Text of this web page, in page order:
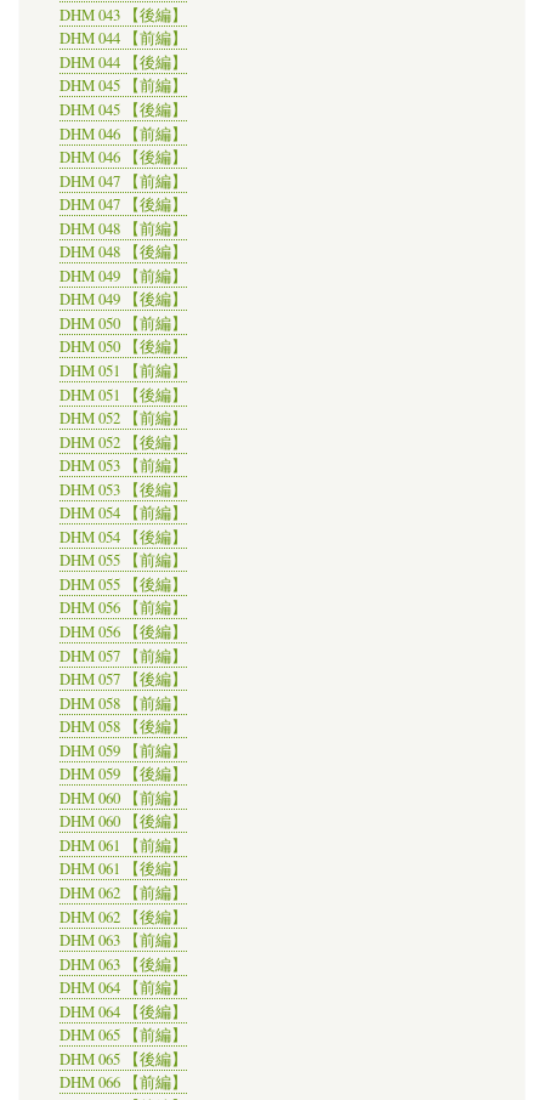
DHM 043 【後編】
DHM 044 【前編】
DHM 044 【後編】
DHM 045 【前編】
DHM 045 【後編】
DHM 046 【前編】
DHM 046 【後編】
DHM 047 【前編】
DHM 047 【後編】
DHM 048 【前編】
DHM 048 【後編】
DHM 049 【前編】
DHM 049 【後編】
DHM 050 【前編】
DHM 050 【後編】
DHM 051 【前編】
DHM 051 【後編】
DHM 052 【前編】
DHM 052 【後編】
DHM 053 【前編】
DHM 053 【後編】
DHM 054 【前編】
DHM 054 【後編】
DHM 055 【前編】
DHM 055 【後編】
DHM 056 【前編】
DHM 056 【後編】
DHM 057 【前編】
DHM 057 【後編】
DHM 058 【前編】
DHM 058 【後編】
DHM 059 【前編】
DHM 059 【後編】
DHM 060 【前編】
DHM 060 【後編】
DHM 061 【前編】
DHM 061 【後編】
DHM 062 【前編】
DHM 062 【後編】
DHM 063 【前編】
DHM 063 【後編】
DHM 064 【前編】
DHM 064 【後編】
DHM 065 【前編】
DHM 065 【後編】
DHM 066 【前編】